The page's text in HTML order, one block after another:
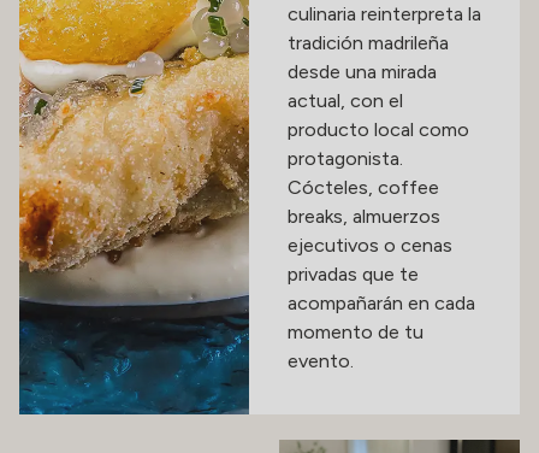
culinaria reinterpreta la
tradición madrileña
desde una mirada
actual, con el
producto local como
protagonista.
Cócteles, coffee
breaks, almuerzos
ejecutivos o cenas
privadas que te
acompañarán en cada
momento de tu
evento.